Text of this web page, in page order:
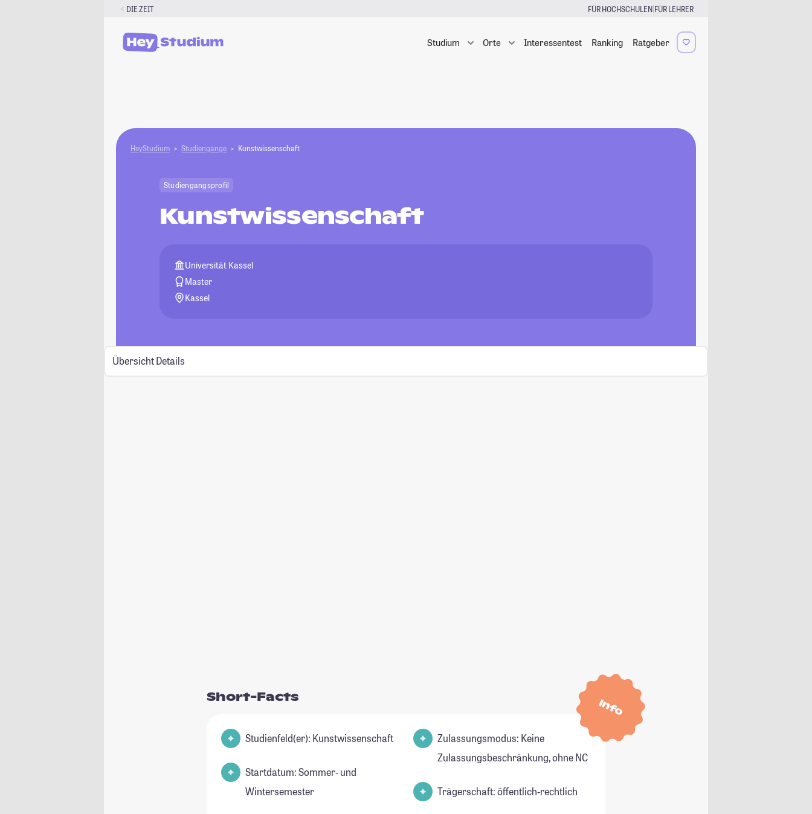
DIE ZEIT FÜR HOCHSCHULEN|FÜR LEHRER
Studium Orte Interessentest Ranking Ratgeber
HeyStudium Studiengänge Kunstwissenschaft
Studiengangsprofil
Kunstwissenschaft
Universität Kassel
Master
Kassel
Übersicht Details
Info
Short-Facts
Studienfeld(er): Kunstwissenschaft
Startdatum: Sommer- und
Wintersemester
Zulassungsmodus: Keine
Zulassungsbeschränkung, ohne NC
Trägerschaft: öffentlich-rechtlich